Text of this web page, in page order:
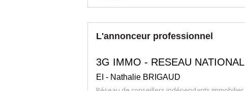
L'annonceur professionnel
3G IMMO - RESEAU NATIONAL
EI - Nathalie BRIGAUD